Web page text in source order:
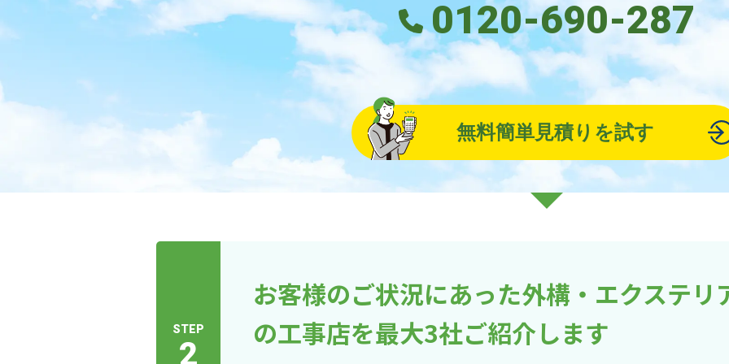
0120-690-287
無料簡単見積りを試す
STEP
2
お客様のご状況にあった外構・エクステリ
の工事店を最大3社ご紹介します